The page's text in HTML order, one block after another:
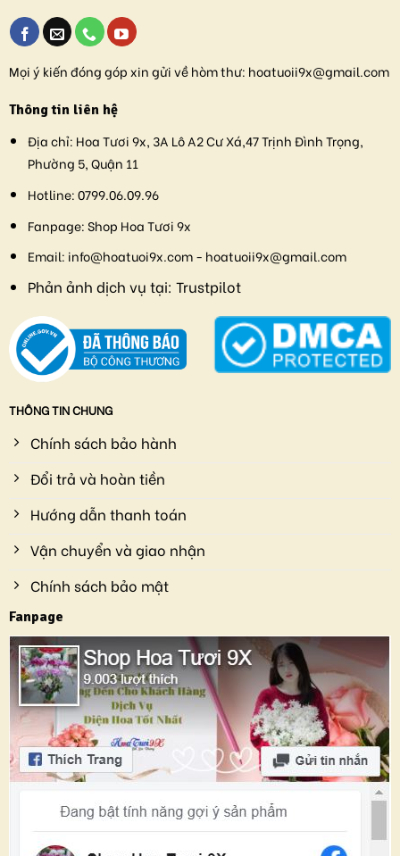
Mọi ý kiến đóng góp xin gửi về hòm thư: hoatuoii9x@gmail.com
Thông tin liên hệ
Địa chỉ: Hoa Tươi 9x, 3A Lô A2 Cư Xá,47 Trịnh Đình Trọng,
Phường 5, Quận 11
Hotline:0799.06.09.96
Fanpage:Shop Hoa Tươi 9x
Email: info@hoatuoi9x.com - hoatuoii9x@gmail.com
Phản ảnh dịch vụ tại: Trustpilot
THÔNG TIN CHUNG
Chính sách bảo hành
Đổi trả và hoàn tiền
Hướng dẫn thanh toán
Vận chuyển và giao nhận
Chính sách bảo mật
Fanpage